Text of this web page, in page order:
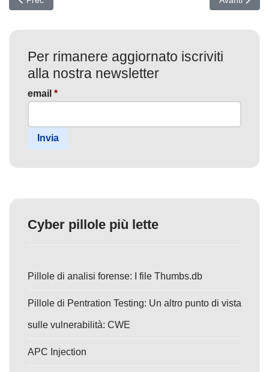
Per rimanere aggiornato iscriviti
alla nostra newsletter
email *
Invia
Cyber pillole più lette
Pillole di analisi forense: I file Thumbs.db
Pillole di Pentration Testing: Un altro punto di vista
sulle vulnerabilità: CWE
APC Injection